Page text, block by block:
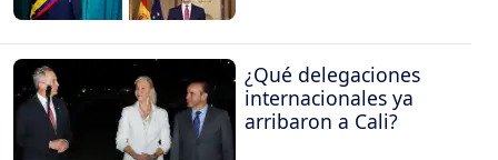
¿Qué delegaciones
internacionales ya
arribaron a Cali?